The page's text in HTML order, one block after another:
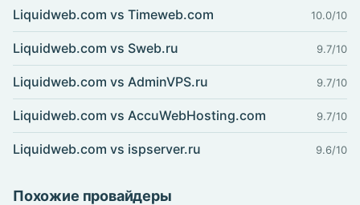
Liquidweb.com vs Timeweb.com 10.0/10
Liquidweb.com vs Sweb.ru 9.7/10
Liquidweb.com vs AdminVPS.ru 9.7/10
Liquidweb.com vs AccuWebHosting.com 9.7/10
Liquidweb.com vs ispserver.ru 9.6/10
Похожие провайдеры